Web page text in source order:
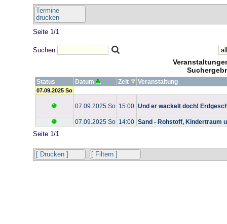
Termine
drucken
Seite 1/1
Suchen
Status Datum Zeit Veranstaltung
07.09.2025 So
07.09.2025 So 15:00 Und er wackelt doch!
07.09.2025 So 14:00 Sand - Rohstoff, Kindertraum
Seite 1/1
[ Drucken ] [ Filtern ]